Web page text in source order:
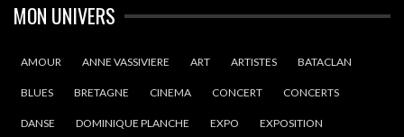
MON UNIVERS
AMOUR ANNE VASSIVIERE ART ARTISTES BATACLAN
BLUES BRETAGNE CINEMA CONCERT CONCERTS
DANSE DOMINIQUE PLANCHE EXPO EXPOSITION